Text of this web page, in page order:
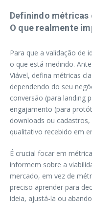
Definindo métricas
O que realmente
Para que a validação de
o que está medindo.
Viável, defina métricas
dependendo do seu
conversão (para landing
engajamento (para
downloads ou
qualitativo recebido em
É crucial focar em
informem sobre a
mercado, em vez de
preciso aprender para
ideia, ajustá-la ou